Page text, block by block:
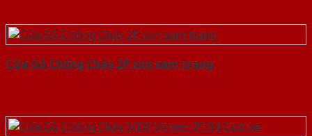
Cửa Gỗ Chống Cháy 2P son xam trang